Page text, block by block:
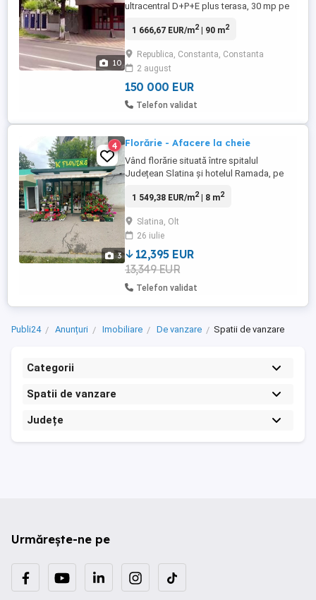
10
ultracentral D+P+E plus terasa, 30 mp pe
stradal vitrat 5 metri, an constructie 1994,
trifazata, gaze la intrare. La demisol: hol,
toaleta cu 2 grupuri sanitare si chiuveta, 1
camera. La ...
1 666,67 EUR/m2| 90 m2
Republica, Constanta, Constanta
2 august
150 000 EUR
Telefon validat
3
4 Florărie - Afacere la cheie
Vând florărie situată între spitalul
Județean Slatina și hotelul Ramada, pe
Florăria dispune de aer condiționat,
Prețul de vânzare este de 70.000 RON.
Pentru mai multe informații și pentru
vizionare vă rog să mă contactați ...
1 549,38 EUR/m2| 8 m2
Slatina, Olt
26 iulie
12,395 EUR
13,349 EUR
Telefon validat
Publi24 Anunțuri Imobiliare De vanzare Spatii de vanzare
Categorii
Spatii de vanzare
Județe
Urmărește-ne pe